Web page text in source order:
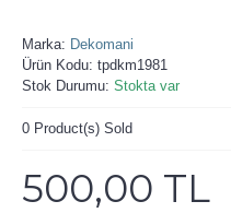
Marka: Dekomani
Ürün Kodu: tpdkm1981
Stok Durumu: Stokta var
0 Product(s) Sold
500,00 TL